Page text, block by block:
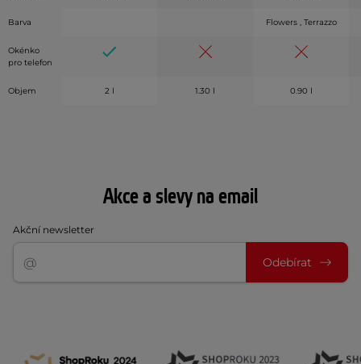
Barva Flowers , Terrazzo
Okénko
pro telefon
Objem 2 l 1.30 l 0.90 l
Akce a slevy na email
Akční newsletter
Odebírat